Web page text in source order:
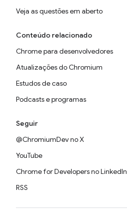
Veja as questões em aberto
Conteúdo relacionado
Chrome para desenvolvedores
Atualizações do Chromium
Estudos de caso
Podcasts e programas
Seguir
@ChromiumDev no X
YouTube
Chrome for Developers no LinkedIn
RSS